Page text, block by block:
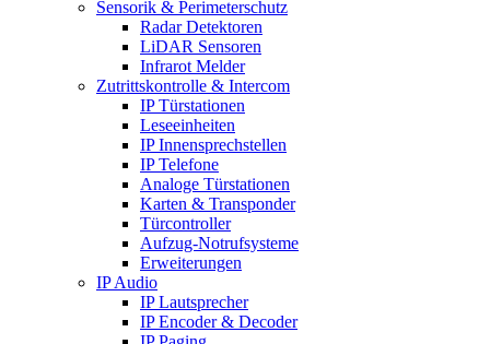
Sensorik & Perimeterschutz
Radar Detektoren
LiDAR Sensoren
Infrarot Melder
Zutrittskontrolle & Intercom
IP Türstationen
Leseeinheiten
IP Innensprechstellen
IP Telefone
Analoge Türstationen
Karten & Transponder
Türcontroller
Aufzug-Notrufsysteme
Erweiterungen
IP Audio
IP Lautsprecher
IP Encoder & Decoder